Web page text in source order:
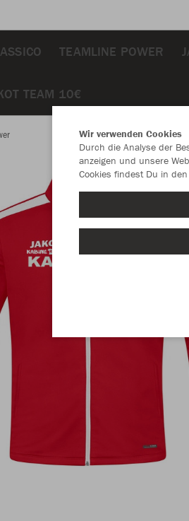
TEAMLINE POWER
TEAM 10€
Wir verwenden Cookies
Durch die Analyse der
anzeigen und unsere
Cookies findest Du in